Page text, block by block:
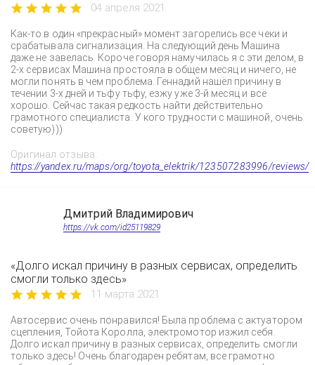
04 апреля 2021
Как-то в один «прекрасный» момент загорелись все чеки и
срабатывала сигнализация. На следующий день Машина
даже не завелась. Короче говоря намучилась я с эти делом, в
2-х сервисах Машина простояла в общем месяц и ничего, не
могли понять в чем проблема. Геннадий нашёл причину в
течении 3-х дней и тьфу тьфу, езжу уже 3-й месяц и всё
хорошо. Сейчас такая редкость найти действительно
грамотного специалиста. У кого трудности с машиной, очень
советую)))
Оригинал отзыва:
https://yandex.ru/maps/org/toyota_elektrik/123507283996/reviews/
Дмитрий Владимирович
https://vk.com/id25119829
«Долго искал причину в разных сервисах, определить
смогли только здесь»
11 марта 2021
Автосервис очень понравился! Была проблема с актуатором
сцепления, Тойота Королла, электромотор изжил себя.
Долго искал причину в разных сервисах, определить смогли
только здесь! Очень благодарен ребятам, все грамотно